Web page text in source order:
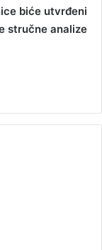
biće utvrđeni
stručne analize